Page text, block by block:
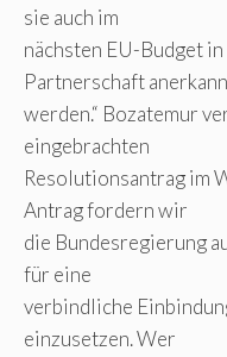
sie auch im
nächsten EU-Budget
Partnerschaft
werden.“ Bozatemur
eingebrachten
Resolutionsantrag im
Antrag fordern wir
die Bundesregierung
für eine
verbindliche
einzusetzen. Wer